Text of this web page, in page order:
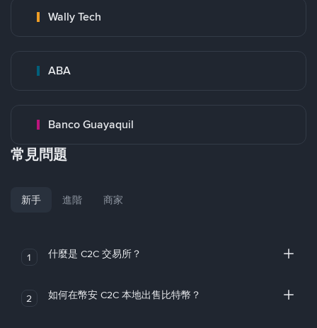
Wally Tech
ABA
Banco Guayaquil
常見問題
新手 進階 商家
1 什麼是 C2C 交易所？
2 如何在幣安 C2C 本地出售比特幣？